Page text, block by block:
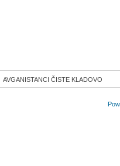
AVGANISTANCI ČISTE KLADOVO